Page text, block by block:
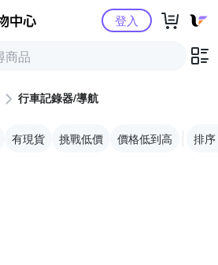
Yahoo購物中心登入
行車記錄器/導航
有現貨 挑戰低價 價格低到高 排序